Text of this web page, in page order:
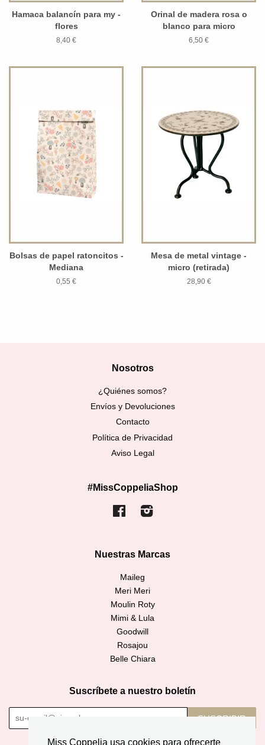
Miss Coppelia usa cookies para ofrecerte
Hamaca balancín para my -
flores
8,40 €
Orinal de madera rosa o
blanco para micro
6,50 €
Bolsas de papel ratoncitos -
Mediana
0,55 €
Mesa de metal vintage -
micro (retirada)
28,90 €
Nosotros
¿Quiénes somos?
Envíos y Devoluciones
Contacto
Política de Privacidad
Aviso Legal
#MissCoppeliaShop
FacebookInstagram
Nuestras Marcas
Maileg
Meri Meri
Moulin Roty
Mimi & Lula
Goodwill
Rosajou
Belle Chiara
Suscríbete a nuestro boletín
SUSCRIBIR